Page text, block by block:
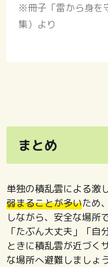
※冊子「雷から身を
集）より
まとめ
単独の積乱雲による激
弱まることが多いため、
しながら、安全な場所
「たぶん大丈夫」「自
ときに積乱雲が近づく
な場所へ避難しましょ